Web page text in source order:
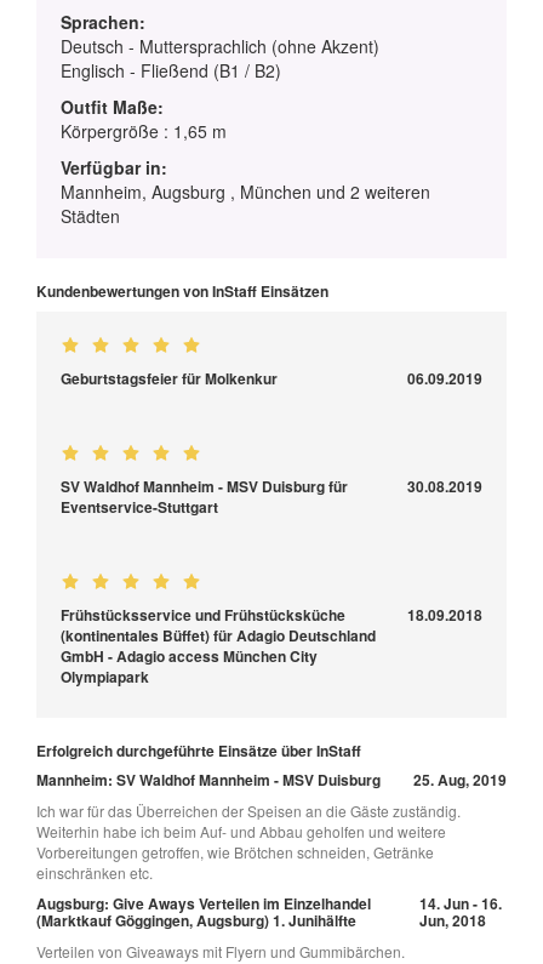
Sprachen:
Deutsch - Muttersprachlich (ohne Akzent)
Englisch - Fließend (B1 / B2)
Outfit Maße:
Körpergröße : 1,65 m
Verfügbar in:
Mannheim, Augsburg , München und 2 weiteren
Städten
Kundenbewertungen von InStaff Einsätzen
Geburtstagsfeier für Molkenkur 06.09.2019
SV Waldhof Mannheim - MSV Duisburg für
Eventservice-Stuttgart
30.08.2019
Frühstücksservice und Frühstücksküche
(kontinentales Büffet) für Adagio Deutschland
GmbH - Adagio access München City
Olympiapark
18.09.2018
Erfolgreich durchgeführte Einsätze über InStaff
Mannheim: SV Waldhof Mannheim - MSV Duisburg
25. Aug, 2019
Ich war für das Überreichen der Speisen an die Gäste zuständig.
Weiterhin habe ich beim Auf- und Abbau geholfen und weitere
Vorbereitungen getroffen, wie Brötchen schneiden, Getränke
einschränken etc.
Augsburg: Give Aways Verteilen im Einzelhandel
(Marktkauf Göggingen, Augsburg) 1. Junihälfte
14. Jun - 16.
Jun, 2018
Verteilen von Giveaways mit Flyern und Gummibärchen.